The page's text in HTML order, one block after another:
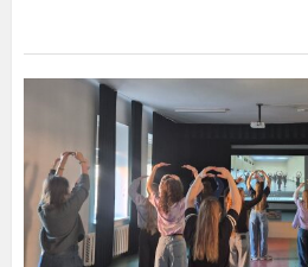
Nuotolinė
pamoka
„Klasikinio
šokio
pagrindai“